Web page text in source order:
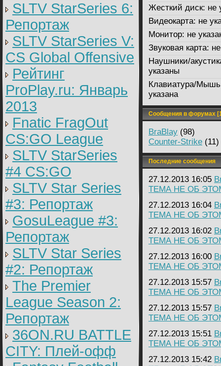
SLTV StarSeries 6:
Репортаж
SLTV StarSeries V:
CS Global Offensive
Рейтинг
ProPlay.ru: Январь
2013
Fnatic FragOut
CS:GO League
SLTV StarSeries
#4 CS:GO
SLTV Star Series
#3: Репортаж
GosuLeague #3:
Репортаж
SLTV Star Series
#2: Репортаж
The Premier
League Season 2:
Репортаж
36ON.RU BATTLE
CITY: Плей-офф
Жесткий диск: не
Видеокарта: не
Монитор: не
Звуковая карта:
Наушники/
указаны
Клавиатура/
указана
Сообщения в форумах
BraBlay (98)
Counter-Strike (11)
Последние сообщения
27.12.2013 16:05
ТЕМА НЕ ОБ
27.12.2013 16:04
ТЕМА НЕ ОБ
27.12.2013 16:02
ТЕМА НЕ ОБ
27.12.2013 16:00
ТЕМА НЕ ОБ
27.12.2013 15:57
ТЕМА НЕ ОБ
27.12.2013 15:57
ТЕМА НЕ ОБ
27.12.2013 15:51
ТЕМА НЕ ОБ
27.12.2013 15:42